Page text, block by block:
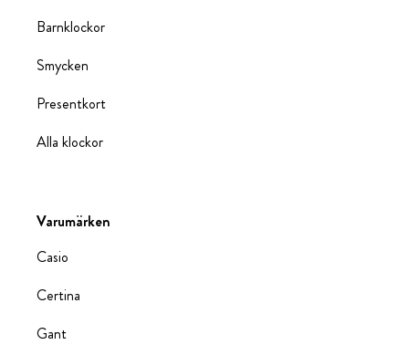
Barnklockor
Smycken
Presentkort
Alla klockor
Varumärken
Casio
Certina
Gant